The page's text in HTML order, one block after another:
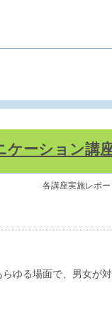
ケーション講
各講座実施レポー
ゆる場面で、男女が